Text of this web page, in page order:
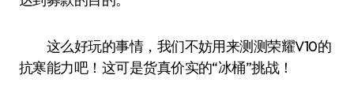
这么好玩的事情，我们不妨用来测测荣耀V10的
抗寒能力吧！这可是货真价实的“冰桶”挑战！